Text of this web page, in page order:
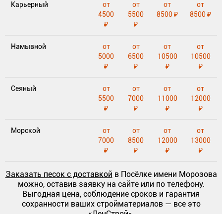
Карьерный
от
4500
₽
от
5500
₽
от
8500 ₽
от
8500 ₽
Намывной
от
5000
₽
от
6500
₽
от
10500
₽
от
10500
₽
Сеяный
от
5500
₽
от
7000
₽
от
11000
₽
от
12000
₽
Морской
от
7000
₽
от
8500
₽
от
12000
₽
от
13000
₽
Заказать песок с доставкой в Посёлке имени Морозова
можно, оставив заявку на сайте или по телефону.
Выгодная цена, соблюдение сроков и гарантия
сохранности ваших стройматериалов — все это